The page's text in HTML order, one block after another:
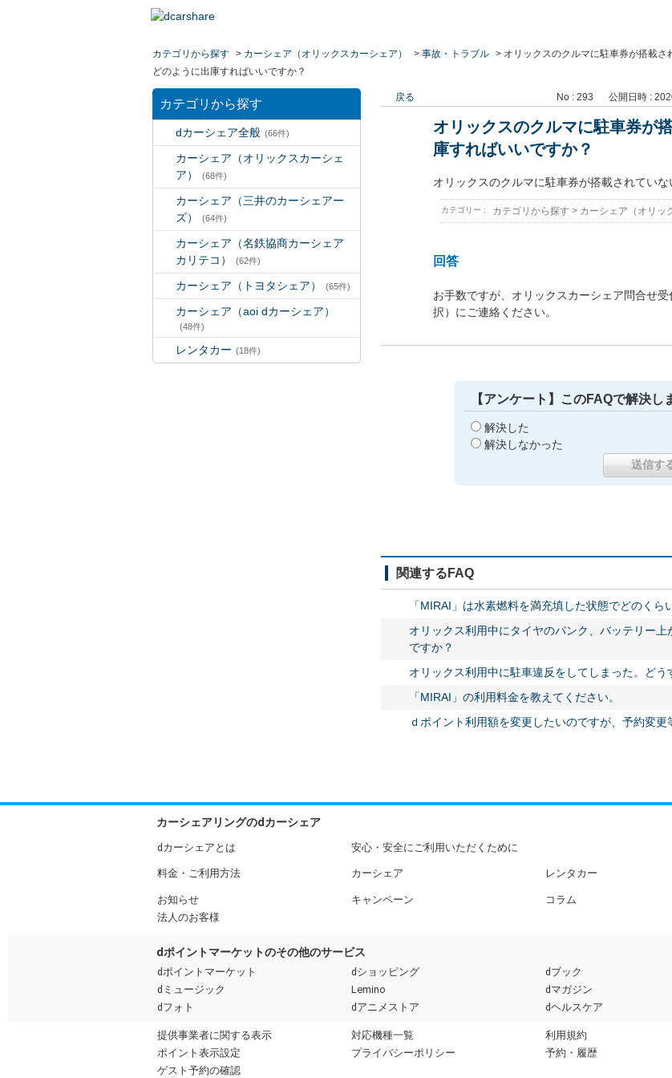
カテゴリから探す > カーシェア（オリックスカーシェア） > 事故・トラブル > オリックスのクルマに駐車券が搭載さ
どのように出庫すればいいですか？
カテゴリから探す
dカーシェア全般 (66件)
カーシェア（オリックスカーシェ
ア）
(68件)
カーシェア（三井のカーシェアー
ズ）
(64件)
カーシェア（名鉄協商カーシェア
カリテコ）
(62件)
カーシェア（トヨタシェア） (65件)
カーシェア（aoi dカーシェア）
(48件)
レンタカー (18件)
戻る No : 293 公開日時 :
オリックスのクルマに駐車券が
庫すればいいですか？
オリックスのクルマに駐車券が搭載されてい
カテゴリー : カテゴリから探す > カーシェア（オリッ
回答
お手数ですが、オリックスカーシェア問合せ受
択）にご連絡ください。
【アンケート】このFAQで解決し
解決した
解決しなかった
関連するFAQ
「MIRAI」は水素燃料を満充填した状態でどのくら
オリックス利用中にタイヤのパンク、バッテリー
ですか？
オリックス利用中に駐車違反をしてしまった。どう
「MIRAI」の利用料金を教えてください。
ｄポイント利用額を変更したいのですが、予約変更
カーシェアリングのdカーシェア
dカーシェアとは 安心・安全にご利用いただくために
料金・ご利用方法 カーシェア レンタカー
お知らせ キャンペーン コラム
法人のお客様
dポイントマーケットのその他のサービス
dポイントマーケット dショッピング dブック
dミュージック
Lemino dマガジン
dフォト
dアニメストア dヘルスケア
提供事業者に関する表示 対応機種一覧 利用規約
ポイント表示設定
プライバシーポリシー 予約・履歴
ゲスト予約の確認